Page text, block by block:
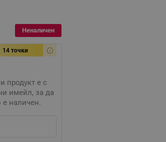
Неналичен
14 точки
продукт е с
имейл, за да
е наличен.